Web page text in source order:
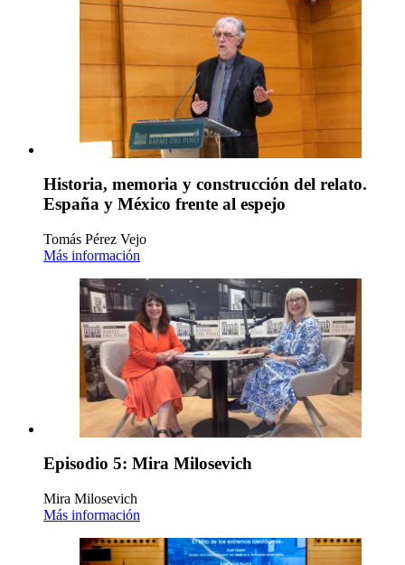
Historia, memoria y construcción del relato.
España y México frente al espejo
Tomás Pérez Vejo
Más información
Episodio 5: Mira Milosevich
Mira Milosevich
Más información